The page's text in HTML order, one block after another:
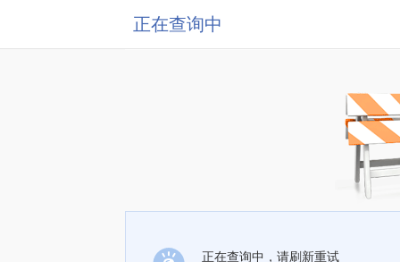
正在查询中
正在查询中，请刷新重试